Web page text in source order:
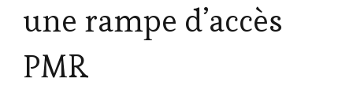
une rampe d’accès
PMR